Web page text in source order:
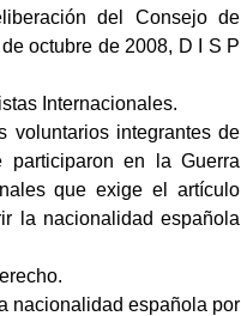
del Consejo de
octubre de 2008, D I S P
Internacionales.
voluntarios integrantes de
participaron en la Guerra
que exige el artículo
la nacionalidad española
nacionalidad española por